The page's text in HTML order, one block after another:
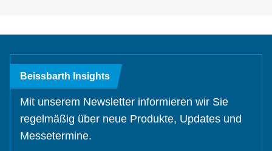
Beissbarth Insights
Mit unserem Newsletter informieren wir Sie
regelmäßig über neue Produkte, Updates und
Messetermine.